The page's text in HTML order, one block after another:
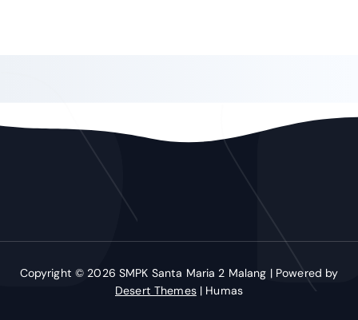
Copyright © 2026 SMPK Santa Maria 2 Malang | Powered by
Desert Themes| Humas